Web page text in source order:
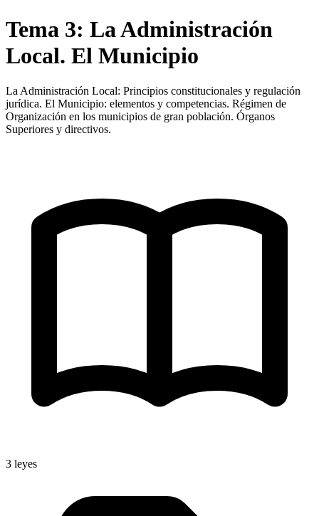
Tema 3: La Administración
Local. El Municipio
La Administración Local: Principios constitucionales y regulación
jurídica. El Municipio: elementos y competencias. Régimen de
Organización en los municipios de gran población. Órganos
Superiores y directivos.
3 leyes